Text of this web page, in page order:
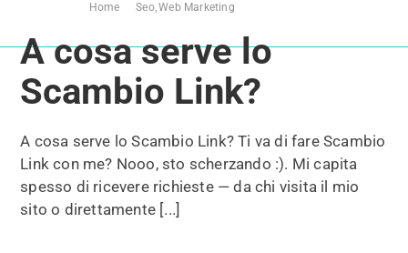
Home Seo Web Marketing
A cosa serve lo
Scambio Link?
A cosa serve lo Scambio Link? Ti va di fare Scambio
Link con me? Nooo, sto scherzando :). Mi capita
spesso di ricevere richieste — da chi visita il mio
sito o direttamente [...]